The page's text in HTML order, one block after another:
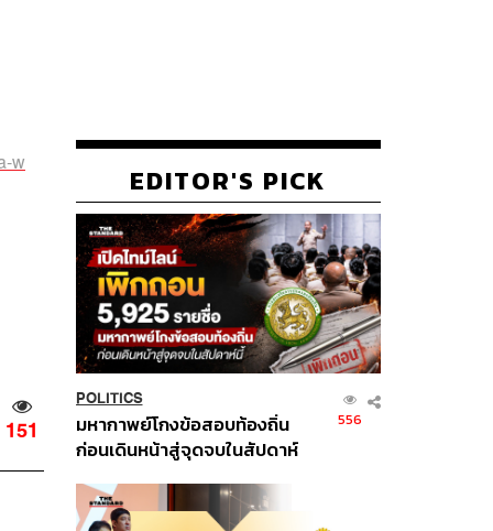
w
151
EDITOR'S PICK
POLITICS
มหากาพย์โกงข้อสอบท้องถิ่น
ก่อนเดินหน้าสู่จุดจบในสัปดาห์
556